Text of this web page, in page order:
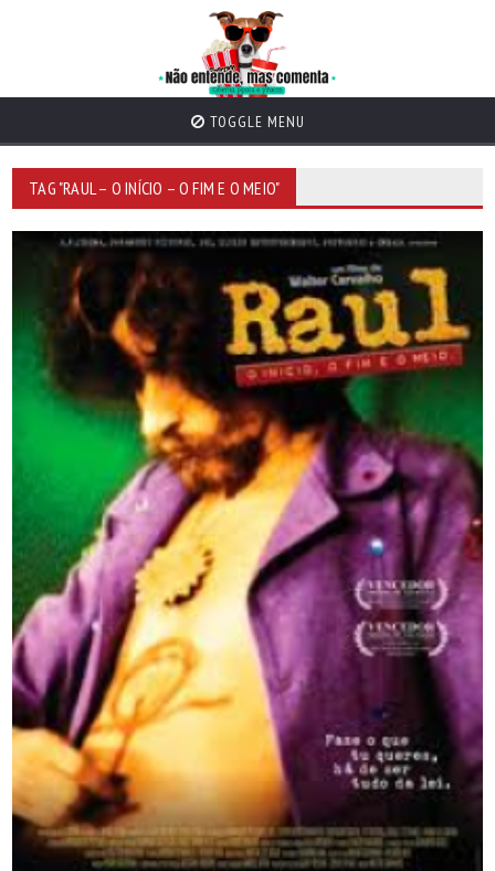
TOGGLE MENU
TAG "RAUL – O INÍCIO – O FIM E O MEIO"